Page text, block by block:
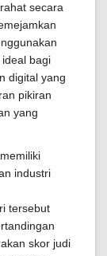
secara
bagi
digital yang
pikiran
yang
industri
tersebut
skor judi